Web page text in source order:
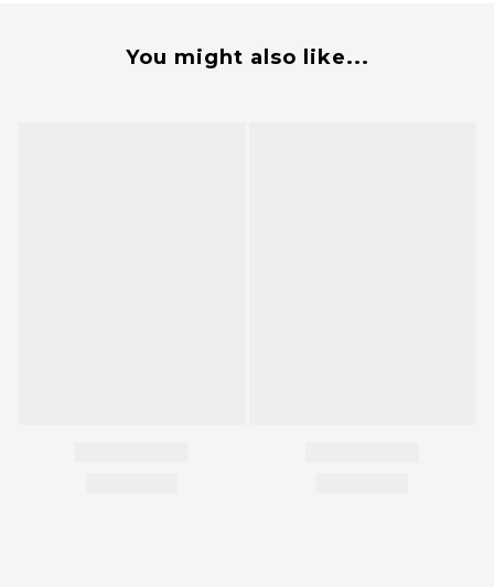
You might also like...